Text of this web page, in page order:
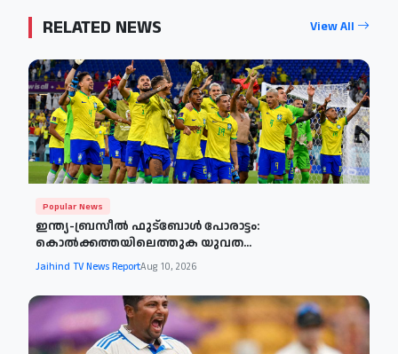
RELATED NEWS View All
Popular News
ഇന്ത്യ-ബ്രസീൽ ഫുട്ബോൾ പോരാട്ടം:
കൊൽക്കത്തയിലെത്തുക യുവത...
Jaihind TV News ReportAug 10, 2026